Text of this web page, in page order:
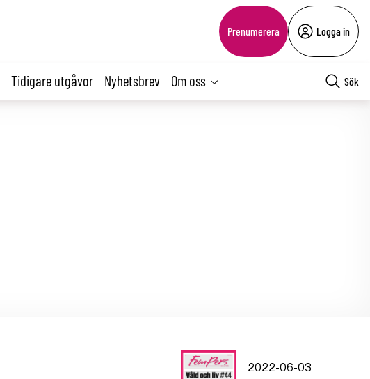
Prenumerera Logga in
Tidigare utgåvor Nyhetsbrev Om oss Sök
2022-06-03